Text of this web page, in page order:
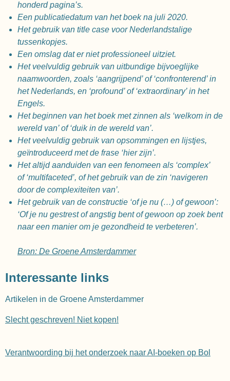
honderd pagina’s.
Een publicatiedatum van het boek na juli 2020.
Het gebruik van title case voor Nederlandstalige
tussenkopjes.
Een omslag dat er niet professioneel uitziet.
Het veelvuldig gebruik van uitbundige bijvoeglijke
naamwoorden, zoals ‘aangrijpend’ of ‘confronterend’ in
het Nederlands, en ‘profound’ of ‘extraordinary’ in het
Engels.
Het beginnen van het boek met zinnen als ‘welkom in de
wereld van’ of ‘duik in de wereld van’.
Het veelvuldig gebruik van opsommingen en lijstjes,
geïntroduceerd met de frase ‘hier zijn’.
Het altijd aanduiden van een fenomeen als ‘complex’
of ‘multifaceted’, of het gebruik van de zin ‘navigeren
door de complexiteiten van’.
Het gebruik van de constructie ‘of je nu (…) of gewoon’:
‘Of je nu gestrest of angstig bent of gewoon op zoek bent
naar een manier om je gezondheid te verbeteren’.
Bron: De Groene Amsterdammer
Interessante links
Artikelen in de Groene Amsterdammer
Slecht geschreven! Niet kopen!
Verantwoording bij het onderzoek naar AI-boeken op Bol